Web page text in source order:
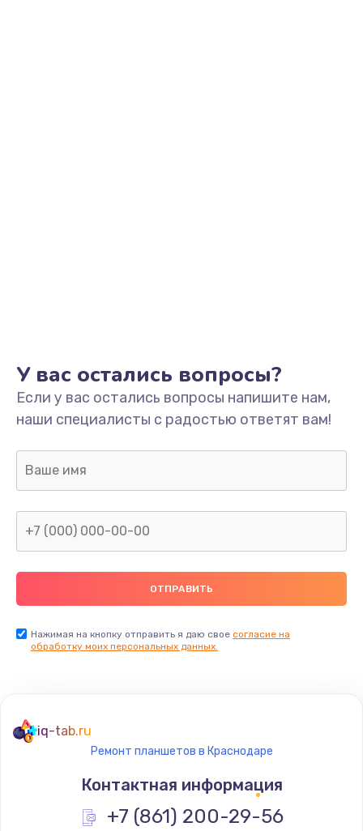
Заказать
Настройка ОС
от 1160 руб.
Заказать
Настройка Wi-Fi
от 1195 руб.
Заказать
Ремонт подсветки
от 1200 руб.
У вас остались вопросы?
Если у вас остались вопросы напишите нам,
наши специалисты с радостью ответят вам!
Нажимая на кнопку отправить я даю свое согласие на
обработку моих персональных данных.
iq-tab.ru
Ремонт планшетов в Краснодаре
Контактная информация
+7 (861) 200-29-56